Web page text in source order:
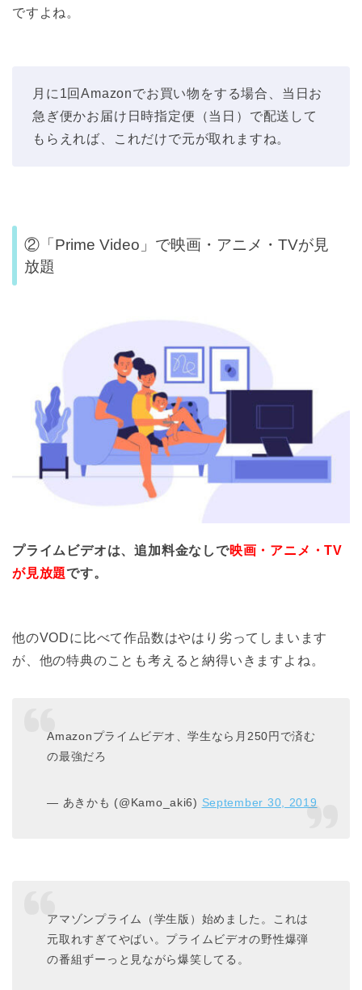
ですよね。
月に1回Amazonでお買い物をする場合、当日お
急ぎ便かお届け日時指定便（当日）で配送して
もらえれば、これだけで元が取れますね。
②「Prime Video」で映画・アニメ・TVが見
放題
プライムビデオは、追加料金なしで映画・アニメ・TV
が見放題です。
他のVODに比べて作品数はやはり劣ってしまいます
が、他の特典のことも考えると納得いきますよね。
Amazonプライムビデオ、学生なら月250円で済む
の最強だろ
— あきかも (@Kamo_aki6) September 30, 2019
アマゾンプライム（学生版）始めました。これは
元取れすぎてやばい。プライムビデオの野性爆弾
の番組ずーっと見ながら爆笑してる。